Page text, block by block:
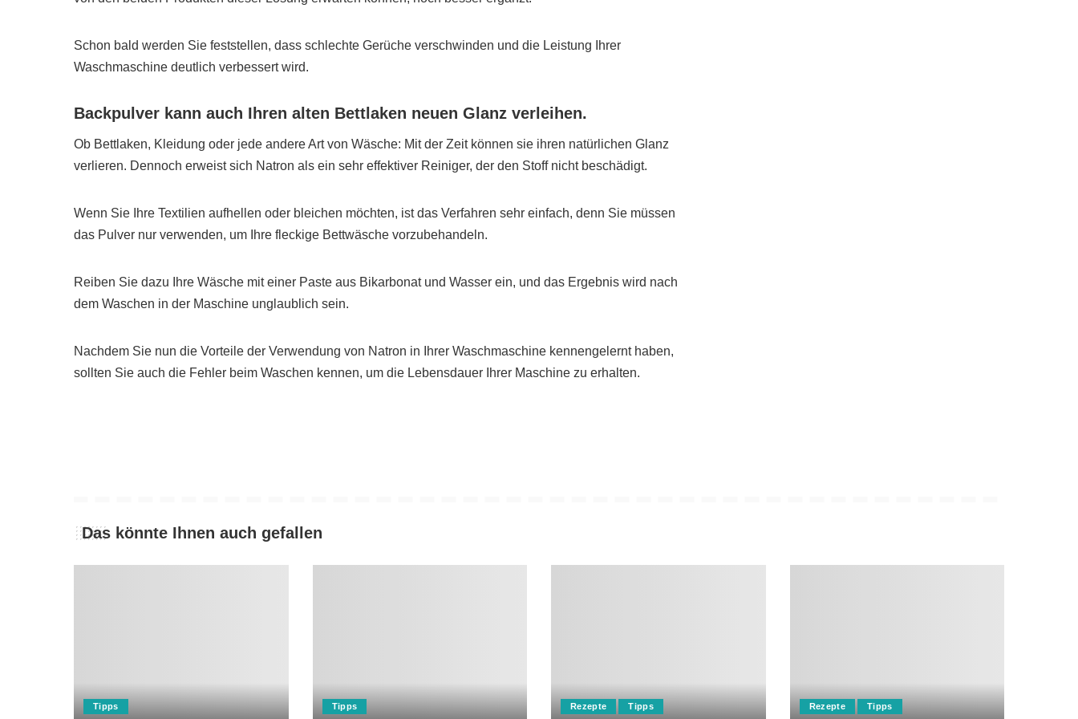
Schon bald werden Sie feststellen, dass schlechte Gerüche verschwinden und die Leistung Ihrer
Waschmaschine deutlich verbessert wird.
Backpulver kann auch Ihren alten Bettlaken neuen Glanz verleihen.
Ob Bettlaken, Kleidung oder jede andere Art von Wäsche: Mit der Zeit können sie ihren natürlichen Glanz
verlieren. Dennoch erweist sich Natron als ein sehr effektiver Reiniger, der den Stoff nicht beschädigt.
Wenn Sie Ihre Textilien aufhellen oder bleichen möchten, ist das Verfahren sehr einfach, denn Sie müssen
das Pulver nur verwenden, um Ihre fleckige Bettwäsche vorzubehandeln.
Reiben Sie dazu Ihre Wäsche mit einer Paste aus Bikarbonat und Wasser ein, und das Ergebnis wird nach
dem Waschen in der Maschine unglaublich sein.
Nachdem Sie nun die Vorteile der Verwendung von Natron in Ihrer Waschmaschine kennengelernt haben,
sollten Sie auch die Fehler beim Waschen kennen, um die Lebensdauer Ihrer Maschine zu erhalten.
Das könnte Ihnen auch gefallen
Tipps Tipps Rezepte Tipps Rezepte Tipps